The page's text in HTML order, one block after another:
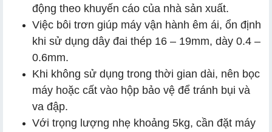
động theo khuyến cáo của nhà sản xuất.
Việc bôi trơn giúp máy vận hành êm ái, ổn định
khi sử dụng dây đai thép 16 – 19mm, dày 0.4 –
0.6mm.
Khi không sử dụng trong thời gian dài, nên bọc
máy hoặc cất vào hộp bảo vệ để tránh bụi và
va đập.
Với trọng lượng nhẹ khoảng 5kg, cần đặt máy